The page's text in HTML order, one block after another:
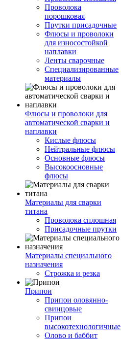
Проволока
порошковая
Прутки присадочные
Флюсы и проволоки
для износостойкой
наплавки
Ленты сварочные
Специализированные
материалы
Флюсы и проволоки для
автоматической сварки и
наплавки
Кислые флюсы
Нейтральные флюсы
Основные флюсы
Высокоосновные
флюсы
Материалы для сварки
титана
Проволока сплошная
Присадочные прутки
Материалы специального
назначения
Строжка и резка
Припои
Припои оловянно-
свинцовые
Припои
высокотехнологичные
Олово и баббит